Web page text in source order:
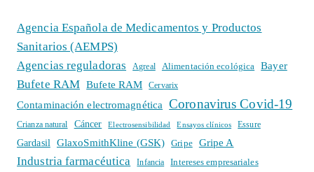
Agencia Española de Medicamentos y Productos
Sanitarios (AEMPS)
Agencias reguladoras
Agreal Alimentación ecológica Bayer
Bufete RAM Bufete RAM Cervarix
Contaminación electromagnética Coronavirus Covid-19
Crianza natural Cáncer Electrosensibilidad Ensayos clínicos Essure
Gardasil GlaxoSmithKline (GSK) Gripe Gripe A
Industria farmacéutica Infancia
Intereses empresariales